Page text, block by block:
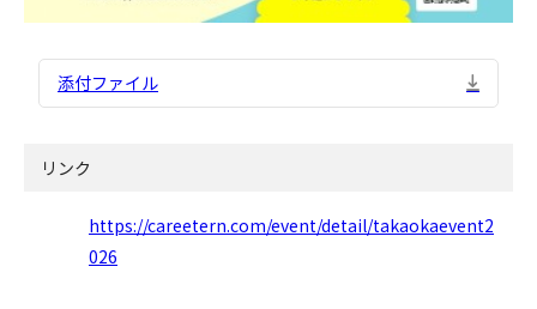
添付ファイル
リンク
https://careetern.com/event/detail/takaokaevent2
026